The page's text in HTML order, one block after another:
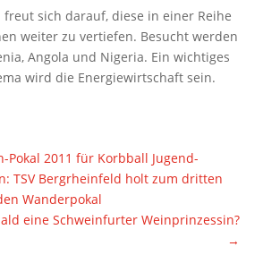
sich darauf, diese in einer Reihe
weiter zu vertiefen. Besucht werden
Angola und Nigeria. Ein wichtiges
wird die Energiewirtschaft sein.
Pokal 2011 für Korbball Jugend-
TSV Bergrheinfeld holt zum dritten
Wanderpokal
eine Schweinfurter Weinprinzessin?
→